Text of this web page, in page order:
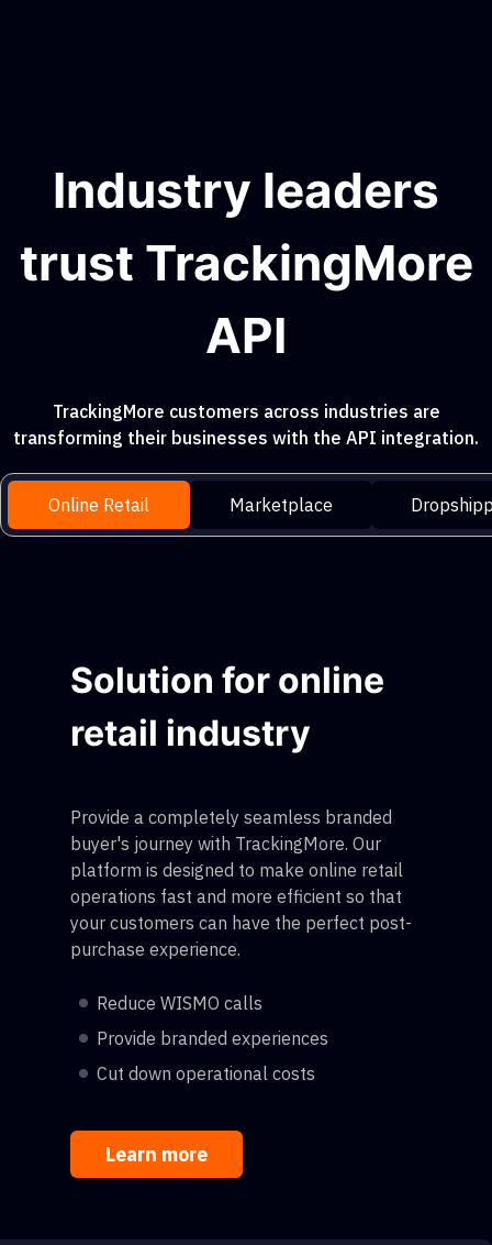
Industry leaders
trust TrackingMore
API
TrackingMore customers across industries are
transforming their businesses with the API integration.
Online Retail Marketplace
Solution for online
retail industry
Provide a completely seamless branded
buyer's journey with TrackingMore. Our
platform is designed to make online retail
operations fast and more efficient so that
your customers can have the perfect post-
purchase experience.
Reduce WISMO calls
Provide branded experiences
Cut down operational costs
Learn more